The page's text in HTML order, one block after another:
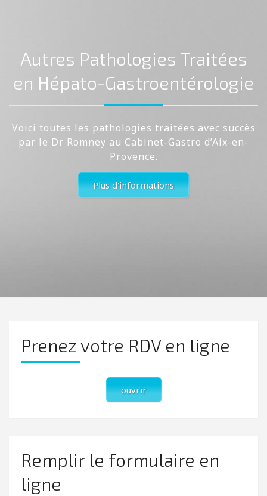
Autres Pathologies Traitées
en Hépato-Gastroentérologie
Voici toutes les pathologies traitées avec succès
par le Dr Romney au Cabinet-Gastro d’Aix-en-
Provence.
Plus d'informations
Prenez votre RDV en ligne
ouvrir
Remplir le formulaire en
ligne